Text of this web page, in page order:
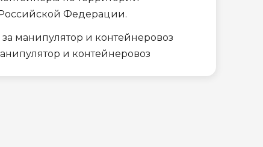
Федерации.
манипулятор и контейнеровоз
и контейнеровоз